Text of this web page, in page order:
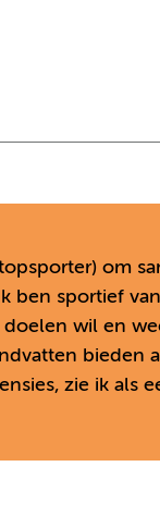
om
ben sportief van
doelen wil en
bieden
zie ik als